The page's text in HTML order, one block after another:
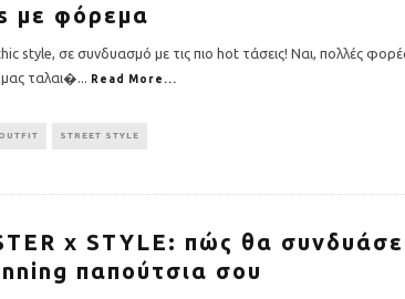
με φόρεμα
style, σε συνδυασμό με τις πιο hot τάσεις! Ναι, πολλές
μας ταλαι�... Read More...
STREET STYLE
x STYLE: πώς θα
παπούτσια σου